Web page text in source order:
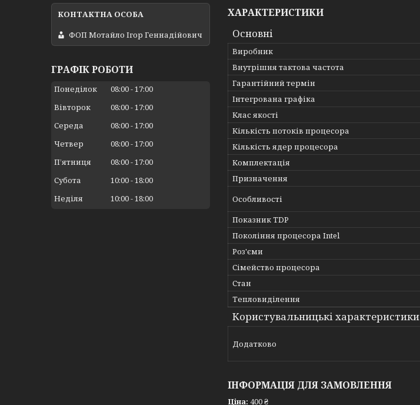
ХАРАКТЕРИСТИКИ
Основні
Виробник
Внутрішня тактова частота
Гарантійний термін
Інтегрована графіка
Клас якості
Кількість потоків процесора
Кількість ядер процесора
Комплектація
Призначення
Особливості
Показник TDP
Покоління процесора Intel
Роз'єми
Сімейство процесора
Стан
Тепловиділення
Користувальницькі характеристики
Додатково
ІНФОРМАЦІЯ ДЛЯ ЗАМОВЛЕННЯ
Ціна: 400 ₴
ФОП Мотайло Ігор Геннадійович
ГРАФІК РОБОТИ
Понеділок 08:00 17:00
Вівторок
08:00 17:00
Середа
08:00 17:00
Четвер
08:00 17:00
Пʼятниця
08:00 17:00
Субота
10:00 18:00
Неділя
10:00 18:00